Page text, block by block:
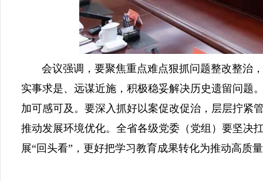
会议强调，要聚焦重点难点狠抓问题整改整治，
实事求是、远谋近施，积极稳妥解决历史遗留问题
加可感可及。要深入抓好以案促改促治，层层拧紧
推动发展环境优化。全省各级党委（党组）要坚决
展“回头看”，更好把学习教育成果转化为推动高质